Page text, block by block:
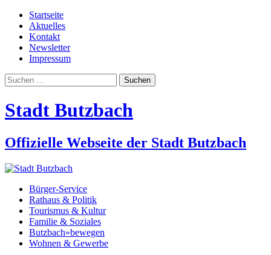
Startseite
Aktuelles
Kontakt
Newsletter
Impressum
Suchen
nach:
Stadt Butzbach
Offizielle Webseite der Stadt Butzbach
Bürger-Service
Rathaus & Politik
Tourismus & Kultur
Familie & Soziales
Butzbach»bewegen
Wohnen & Gewerbe